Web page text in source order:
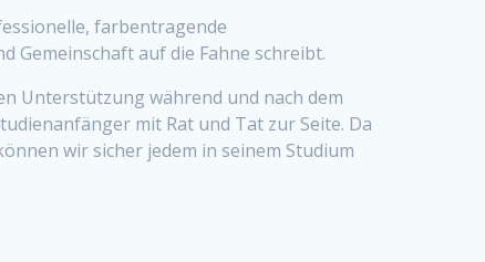
farbentragende
Gemeinschaft auf die Fahne schreibt.
Unterstützung während und nach dem
mit Rat und Tat zur Seite. Da
wir sicher jedem in seinem Studium